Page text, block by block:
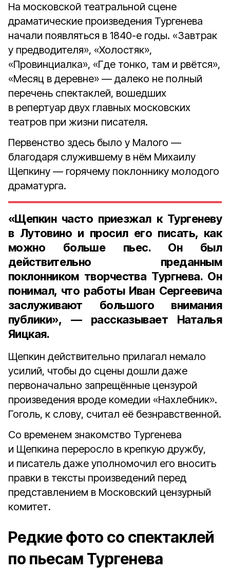
На московской театральной сцене
драматические произведения Тургенева
начали появляться в 1840-е годы. «Завтрак
у предводителя», «Холостяк»,
«Провинциалка», «Где тонко, там и рвётся»,
«Месяц в деревне» — далеко не полный
перечень спектаклей, вошедших
в репертуар двух главных московских
театров при жизни писателя.
Первенство здесь было у Малого —
благодаря служившему в нём Михаилу
Щепкину — горячему поклоннику молодого
драматурга.
«Щепкин часто приезжал к Тургеневу
в Лутовино и просил его писать, как
можно больше пьес. Он был
действительно преданным
поклонником творчества Тургнева. Он
понимал, что работы Иван Сергеевича
заслуживают большого внимания
публики», — рассказывает Наталья
Яицкая.
Щепкин действительно прилагал немало
усилий, чтобы до сцены дошли даже
первоначально запрещённые цензурой
произведения вроде комедии «Нахлебник».
Гоголь, к слову, считал её безнравственной.
Со временем знакомство Тургенева
и Щепкина переросло в крепкую дружбу,
и писатель даже уполномочил его вносить
правки в тексты произведений перед
представлением в Московский цензурный
комитет.
Редкие фото со спектаклей
по пьесам Тургенева